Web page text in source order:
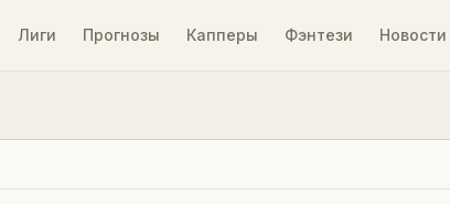
Лиги Прогнозы Капперы Фэнтези Новости